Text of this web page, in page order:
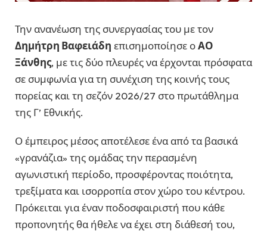
Την ανανέωση της συνεργασίας του με τον
Δημήτρη Βαφειάδη επισημοποίησε οΑΟ
Ξάνθης, με τις δύο πλευρές να έρχονται πρόσφατα
σε συμφωνία για τη συνέχιση της κοινής τους
πορείας και τη σεζόν 2026/27 στο πρωτάθλημα
της Γ’ Εθνικής.
Ο έμπειρος μέσος αποτέλεσε ένα από τα βασικά
«γρανάζια» της ομάδας την περασμένη
αγωνιστική περίοδο, προσφέροντας ποιότητα,
τρεξίματα και ισορροπία στον χώρο του κέντρου.
Πρόκειται για έναν ποδοσφαιριστή που κάθε
προπονητής θα ήθελε να έχει στη διάθεσή του,